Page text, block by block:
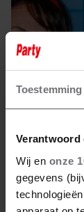
Toestemming
Verantwoord
Wij en onze
gegevens
3